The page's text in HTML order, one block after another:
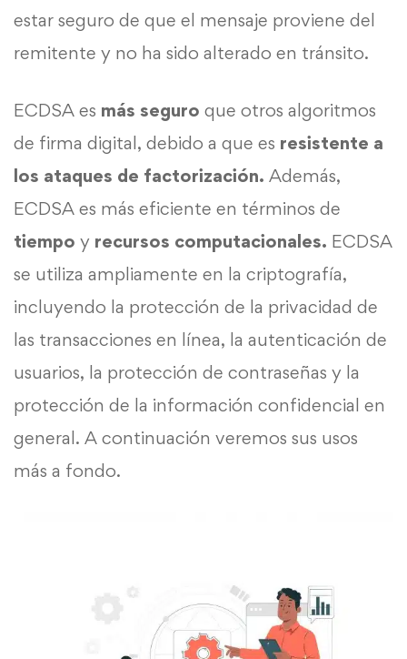
estar seguro de que el mensaje proviene del
remitente y no ha sido alterado en tránsito.
ECDSA es más seguro que otros algoritmos
de firma digital, debido a que es resistente a
los ataques de factorización. Además,
ECDSA es más eficiente en términos de
tiempo y recursos computacionales. ECDSA
se utiliza ampliamente en la criptografía,
incluyendo la protección de la privacidad de
las transacciones en línea, la autenticación de
usuarios, la protección de contraseñas y la
protección de la información confidencial en
general. A continuación veremos sus usos
más a fondo.